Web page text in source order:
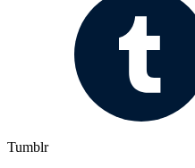
Tumblr